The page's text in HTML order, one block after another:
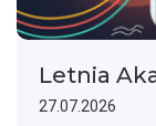
Letnia
27.07.2026